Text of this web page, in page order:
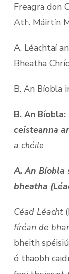
Freagra don
Ath. Máirtín
A. Léachtaí
Bheatha
B. An Bíobla
B. An Bíobla:
ceisteanna
a chéile
A. An Bíobla
bheatha
Céad Léacht
fíréan de
bheith
ó thaobh